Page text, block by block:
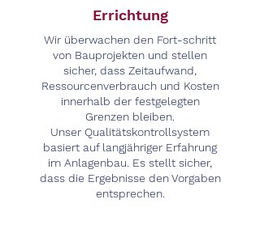
Errichtung
Wir überwachen den Fort-schritt
von Bauprojekten und stellen
sicher, dass Zeitaufwand,
Ressourcenverbrauch und Kosten
innerhalb der festgelegten
Grenzen bleiben.
Unser Qualitätskontrollsystem
basiert auf langjähriger Erfahrung
im Anlagenbau. Es stellt sicher,
dass die Ergebnisse den Vorgaben
entsprechen.